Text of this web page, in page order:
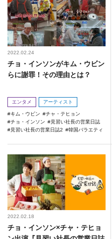
2022.02.24
チョ・インソンがキム・ウビン
らに謝罪！その理由とは？
エンタメ アーティスト
キム・ウビン
チャ・テヒョン
チョ・インソン
見習い社長の営業日誌
見習い社長の営業日誌2
韓国バラエティ
2022.02.18
チョ・インソン×チャ・テヒョ